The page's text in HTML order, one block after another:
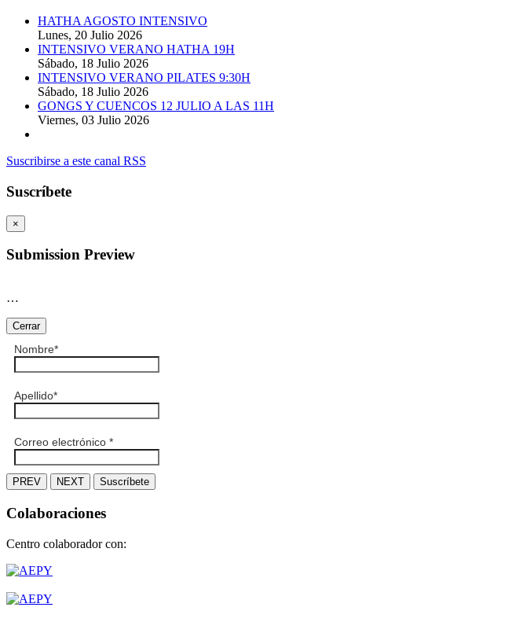
HATHA AGOSTO INTENSIVO
Lunes, 20 Julio 2026
INTENSIVO VERANO HATHA 19H
Sábado, 18 Julio 2026
INTENSIVO VERANO PILATES 9:30H
Sábado, 18 Julio 2026
GONGS Y CUENCOS 12 JULIO A LAS 11H
Viernes, 03 Julio 2026
Suscribirse a este canal RSS
Suscríbete
×
Submission Preview
…
Cerrar
Nombre*
Apellido*
Correo electrónico *
PREV NEXT Suscríbete
Colaboraciones
Centro colaborador con: